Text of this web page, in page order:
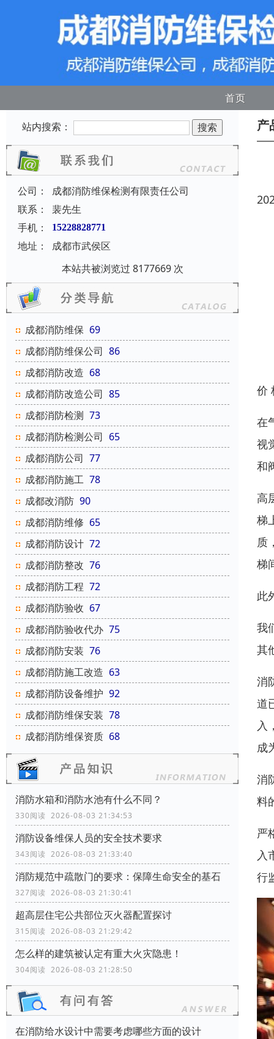
首页
站内搜索：
公司：
成都消防维保检测有限责任公司
联系：
裴先生
手机：
15228828771
地址：
成都市武侯区
本站共被浏览过 8177669 次
成都消防维保 69
成都消防维保公司 86
成都消防改造 68
成都消防改造公司 85
成都消防检测 73
成都消防检测公司 65
成都消防公司 77
成都消防施工 78
成都改消防 90
成都消防维修 65
成都消防设计 72
成都消防整改 76
成都消防工程 72
成都消防验收 67
成都消防验收代办 75
成都消防安装 76
成都消防施工改造 63
成都消防设备维护 92
成都消防维保安装 78
成都消防维保资质 68
消防水箱和消防水池有什么不同？
330阅读 2026-08-03 21:34:53
消防设备维保人员的安全技术要求
343阅读 2026-08-03 21:33:40
消防规范中疏散门的要求：保障生命安全的基石
327阅读 2026-08-03 21:30:41
超高层住宅公共部位灭火器配置探讨
315阅读 2026-08-03 21:29:42
怎么样的建筑被认定有重大火灾隐患！
304阅读 2026-08-03 21:28:50
在消防给水设计中需要考虑哪些方面的设计
产
价
在
视
和
高
梯
质
梯
此
我
其
消
道
入
成
消
料
严
入
行